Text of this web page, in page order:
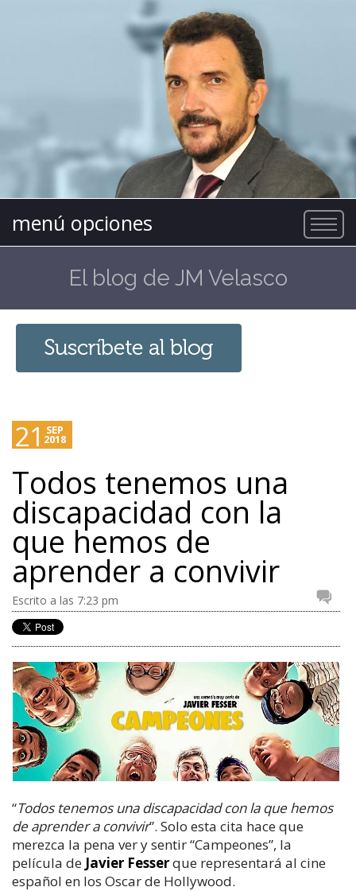
menú opciones
El blog de JM Velasco
21 SEP
2018
Todos tenemos una
discapacidad con la
que hemos de
aprender a convivir
Escrito a las 7:23 pm
“Todos tenemos una discapacidad con la que hemos
de aprender a convivir”. Solo esta cita hace que
merezca la pena ver y sentir “Campeones”, la
película de Javier Fesserque representará al cine
español en los Oscar de Hollywood.